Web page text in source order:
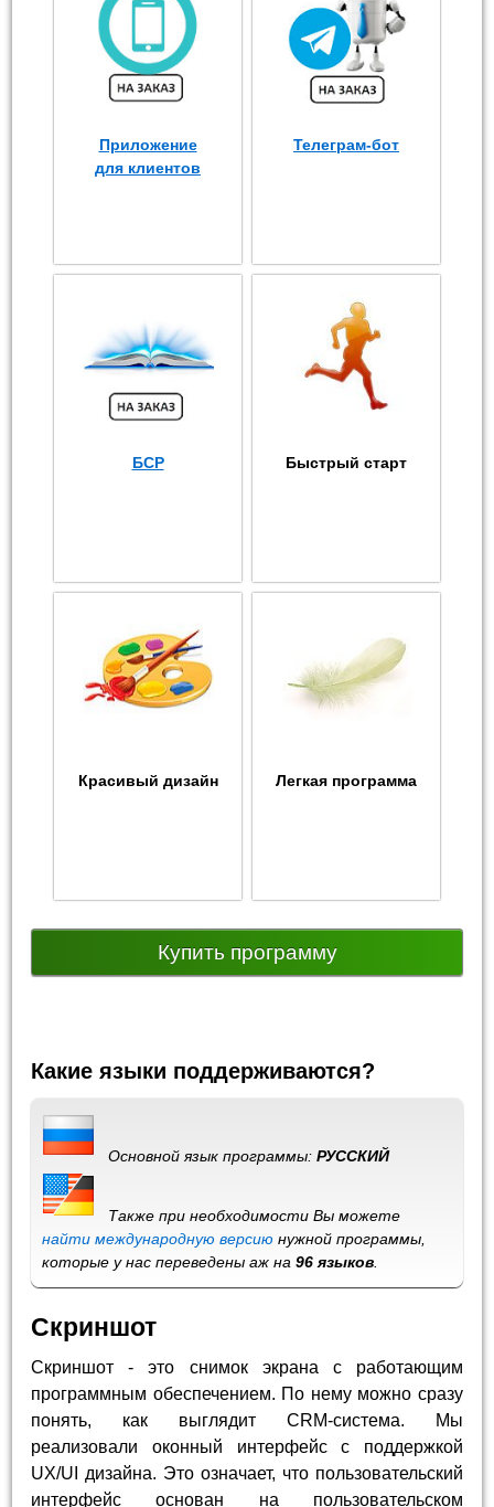
Приложение
для клиентов
Телеграм-бот
БСР Быстрый старт
Красивый дизайн Легкая программа
Купить программу
Какие языки поддерживаются?
Основной язык программы:РУССКИЙ
Также при необходимости Вы можете
найти международную версию нужной программы,
которые у нас переведены аж на96 языков
Скриншот
Скриншот - это снимок экрана с работающим
программным обеспечением. По нему можно сразу
понять, как выглядит CRM-система. Мы
реализовали оконный интерфейс с поддержкой
UX/UI дизайна. Это означает, что пользовательский
интерфейс основан на пользовательском